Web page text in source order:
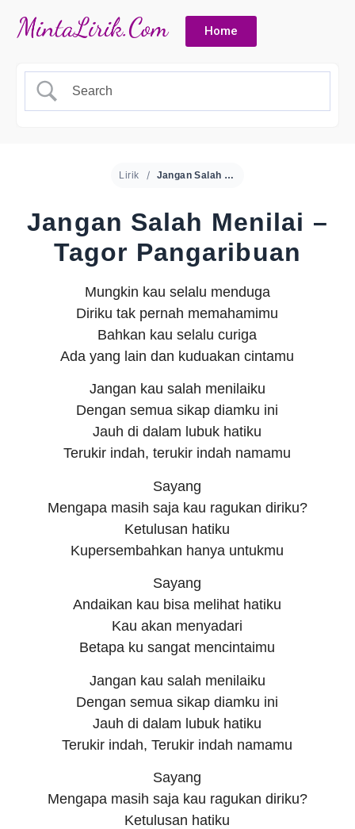
Home
Lirik Jangan Salah Menilai – Tagor Pangaribuan
Jangan Salah Menilai –
Tagor Pangaribuan
Mungkin kau selalu menduga
Diriku tak pernah memahamimu
Bahkan kau selalu curiga
Ada yang lain dan kuduakan cintamu
Jangan kau salah menilaiku
Dengan semua sikap diamku ini
Jauh di dalam lubuk hatiku
Terukir indah, terukir indah namamu
Sayang
Mengapa masih saja kau ragukan diriku?
Ketulusan hatiku
Kupersembahkan hanya untukmu
Sayang
Andaikan kau bisa melihat hatiku
Kau akan menyadari
Betapa ku sangat mencintaimu
Jangan kau salah menilaiku
Dengan semua sikap diamku ini
Jauh di dalam lubuk hatiku
Terukir indah, Terukir indah namamu
Sayang
Mengapa masih saja kau ragukan diriku?
Ketulusan hatiku